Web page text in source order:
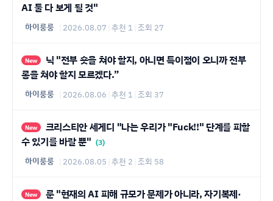
AI 둘 다 보게 될 것"
하이룽룽 2026.08.07 추천 1 조회 27
New
롱을 쳐야 할지 모르겠다.”
하이룽룽 2026.08.06 추천 1 조회 37
New
수 있기를 바랄 뿐" (3)
하이룽룽 2026.08.05 추천 2 조회 58
New